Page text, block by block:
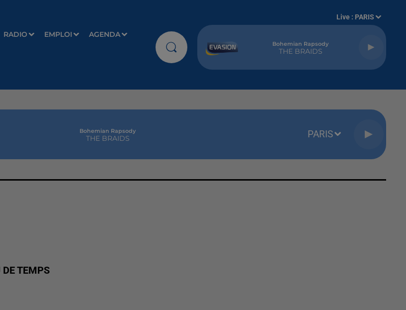
RADIO EMPLOI AGENDA
Live : PARIS
Bohemian Rapsody
THE BRAIDS
Bohemian Rapsody
THE BRAIDS PARIS
DE TEMPS